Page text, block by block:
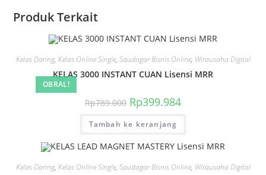
Produk Terkait
OBRAL!
Kelas Daring, Kelas Online Single, Saudagar Bisnis Online, Wirausaha Digital
KELAS 3000 INSTANT CUAN Lisensi MRR
Rp789.000 Harga
aslinya
adalah:
Rp789.000.
Rp399.984saat
ini
Rp399.984.
Tambah ke keranjang
Kelas Daring, Kelas Online Single, Saudagar Bisnis Online, Wirausaha Digital